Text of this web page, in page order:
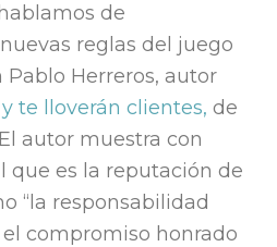
hablamos de
reglas del juego
Herreros, autor
te lloverán clientes, de
autor muestra con
que es la reputación de
“la responsabilidad
compromiso honrado